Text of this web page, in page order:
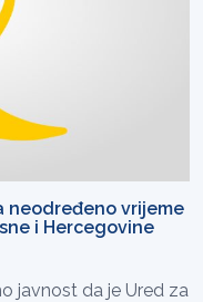
neodređeno vrijeme
i Hercegovine
javnost da je Ured za